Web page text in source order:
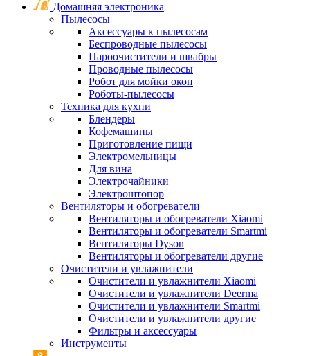
Домашняя электроника
Пылесосы
Аксессуары к пылесосам
Беспроводные пылесосы
Пароочистители и швабры
Проводные пылесосы
Робот для мойки окон
Роботы-пылесосы
Техника для кухни
Блендеры
Кофемашины
Приготовление пищи
Электромельницы
Для вина
Электрочайники
Электроштопор
Вентиляторы и обогреватели
Вентиляторы и обогреватели Xiaomi
Вентиляторы и обогреватели Smartmi
Вентиляторы Dyson
Вентиляторы и обогреватели другие
Очистители и увлажнители
Очистители и увлажнители Xiaomi
Очистители и увлажнители Deerma
Очистители и увлажнители Smartmi
Очистители и увлажнители другие
Фильтры и аксессуары
Инструменты